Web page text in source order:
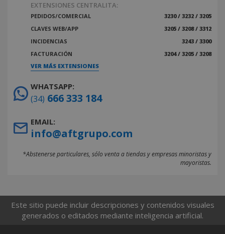
EXTENSIONES CENTRALITA:
PEDIDOS/COMERCIAL
3230 / 3232 / 3205
CLAVES WEB/APP
3205 / 3208 / 3312
INCIDENCIAS
3243 / 3300
FACTURACIÓN
3204 / 3205 / 3208
VER MÁS EXTENSIONES
WHATSAPP:
(34) 666 333 184
EMAIL:
info@aftgrupo.com
*Abstenerse particulares, sólo venta a tiendas y empresas minoristas y
mayoristas.
Este sitio puede incluir descripciones y contenidos visuales
generados o editados mediante inteligencia artificial.